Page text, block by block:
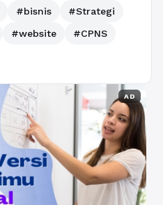
#bisnis
#Strategi
#website
#CPNS
AD